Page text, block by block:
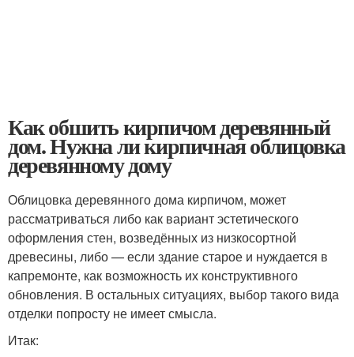
Как обшить кирпичом деревянный
дом. Нужна ли кирпичная облицовка
деревянному дому
Облицовка деревянного дома кирпичом, может
рассматриваться либо как вариант эстетического
оформления стен, возведённых из низкосортной
древесины, либо — если здание старое и нуждается в
капремонте, как возможность их конструктивного
обновления. В остальных ситуациях, выбор такого вида
отделки попросту не имеет смысла.
Итак: